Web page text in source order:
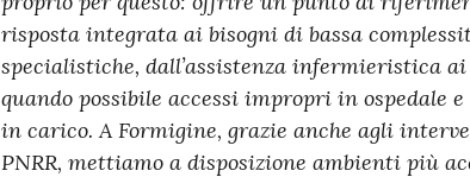
risposta integrata ai bisogni di bassa
specialistiche, dall’assistenza infermieristica
quando possibile accessi impropri in ospedale
in carico. A Formigine, grazie anche agli
PNRR, mettiamo a disposizione ambienti più